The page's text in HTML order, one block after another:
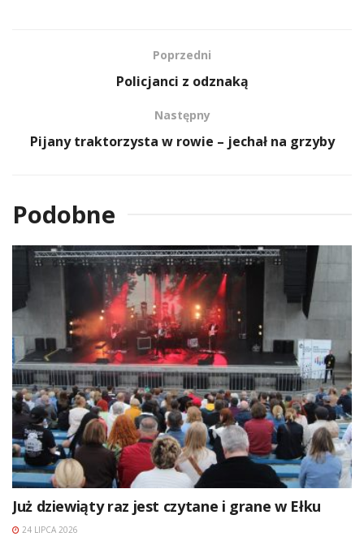
Poprzedni
Policjanci z odznaką
Następny
Pijany traktorzysta w rowie – jechał na grzyby
Podobne
Już dziewiąty raz jest czytane i grane w Ełku
24 LIPCA 2026